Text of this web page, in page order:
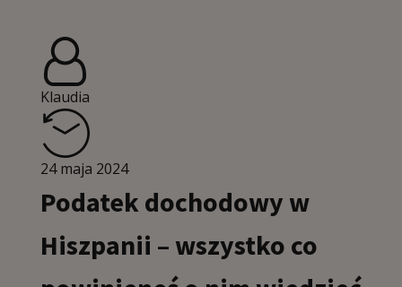
Klaudia
24 maja 2024
Podatek dochodowy w
Hiszpanii – wszystko co